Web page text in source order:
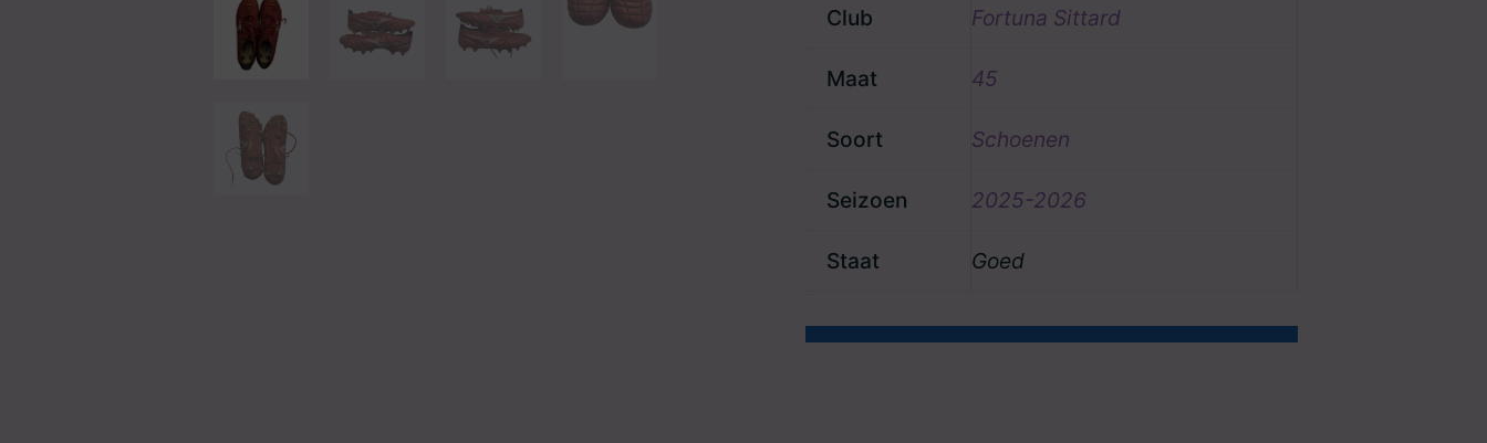
Club Fortuna Sittard
Maat 45
Soort Schoenen
Seizoen 2025-2026
Staat Goed